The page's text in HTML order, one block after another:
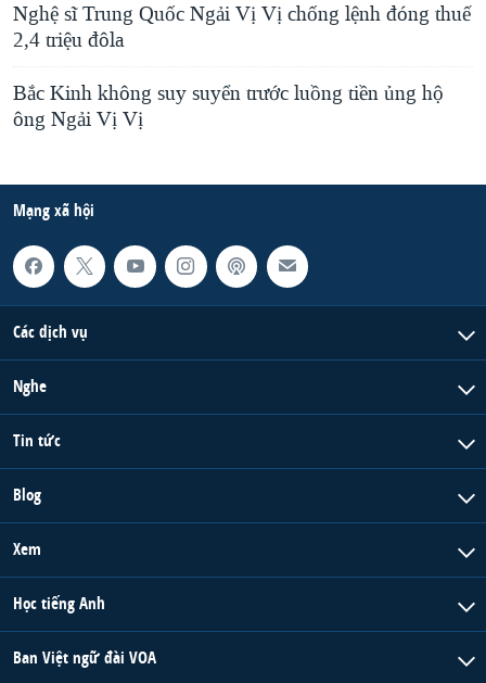
Nghệ sĩ Trung Quốc Ngải Vị Vị chống lệnh đóng thuế
2,4 triệu đôla
Bắc Kinh không suy suyển trước luồng tiền ủng hộ
ông Ngải Vị Vị
Mạng xã hội
Các dịch vụ
Nghe
Tin tức
Blog
Xem
Học tiếng Anh
Ban Việt ngữ đài VOA